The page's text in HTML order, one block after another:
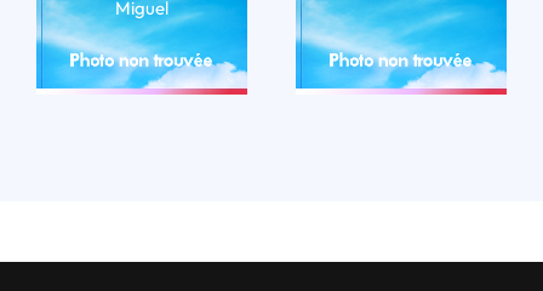
Miguel
LIRE LA BIO
LIRE LA BIO